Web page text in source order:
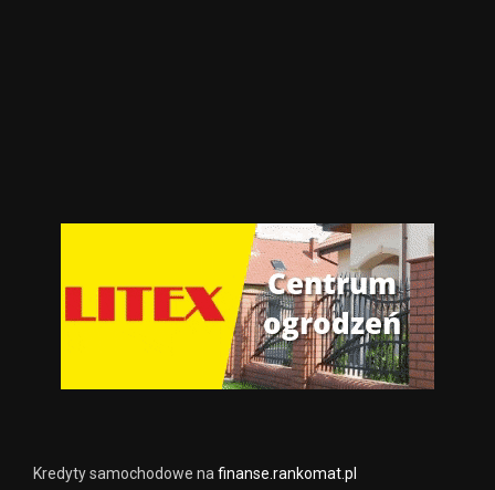
Kredyty samochodowe na finanse.rankomat.pl